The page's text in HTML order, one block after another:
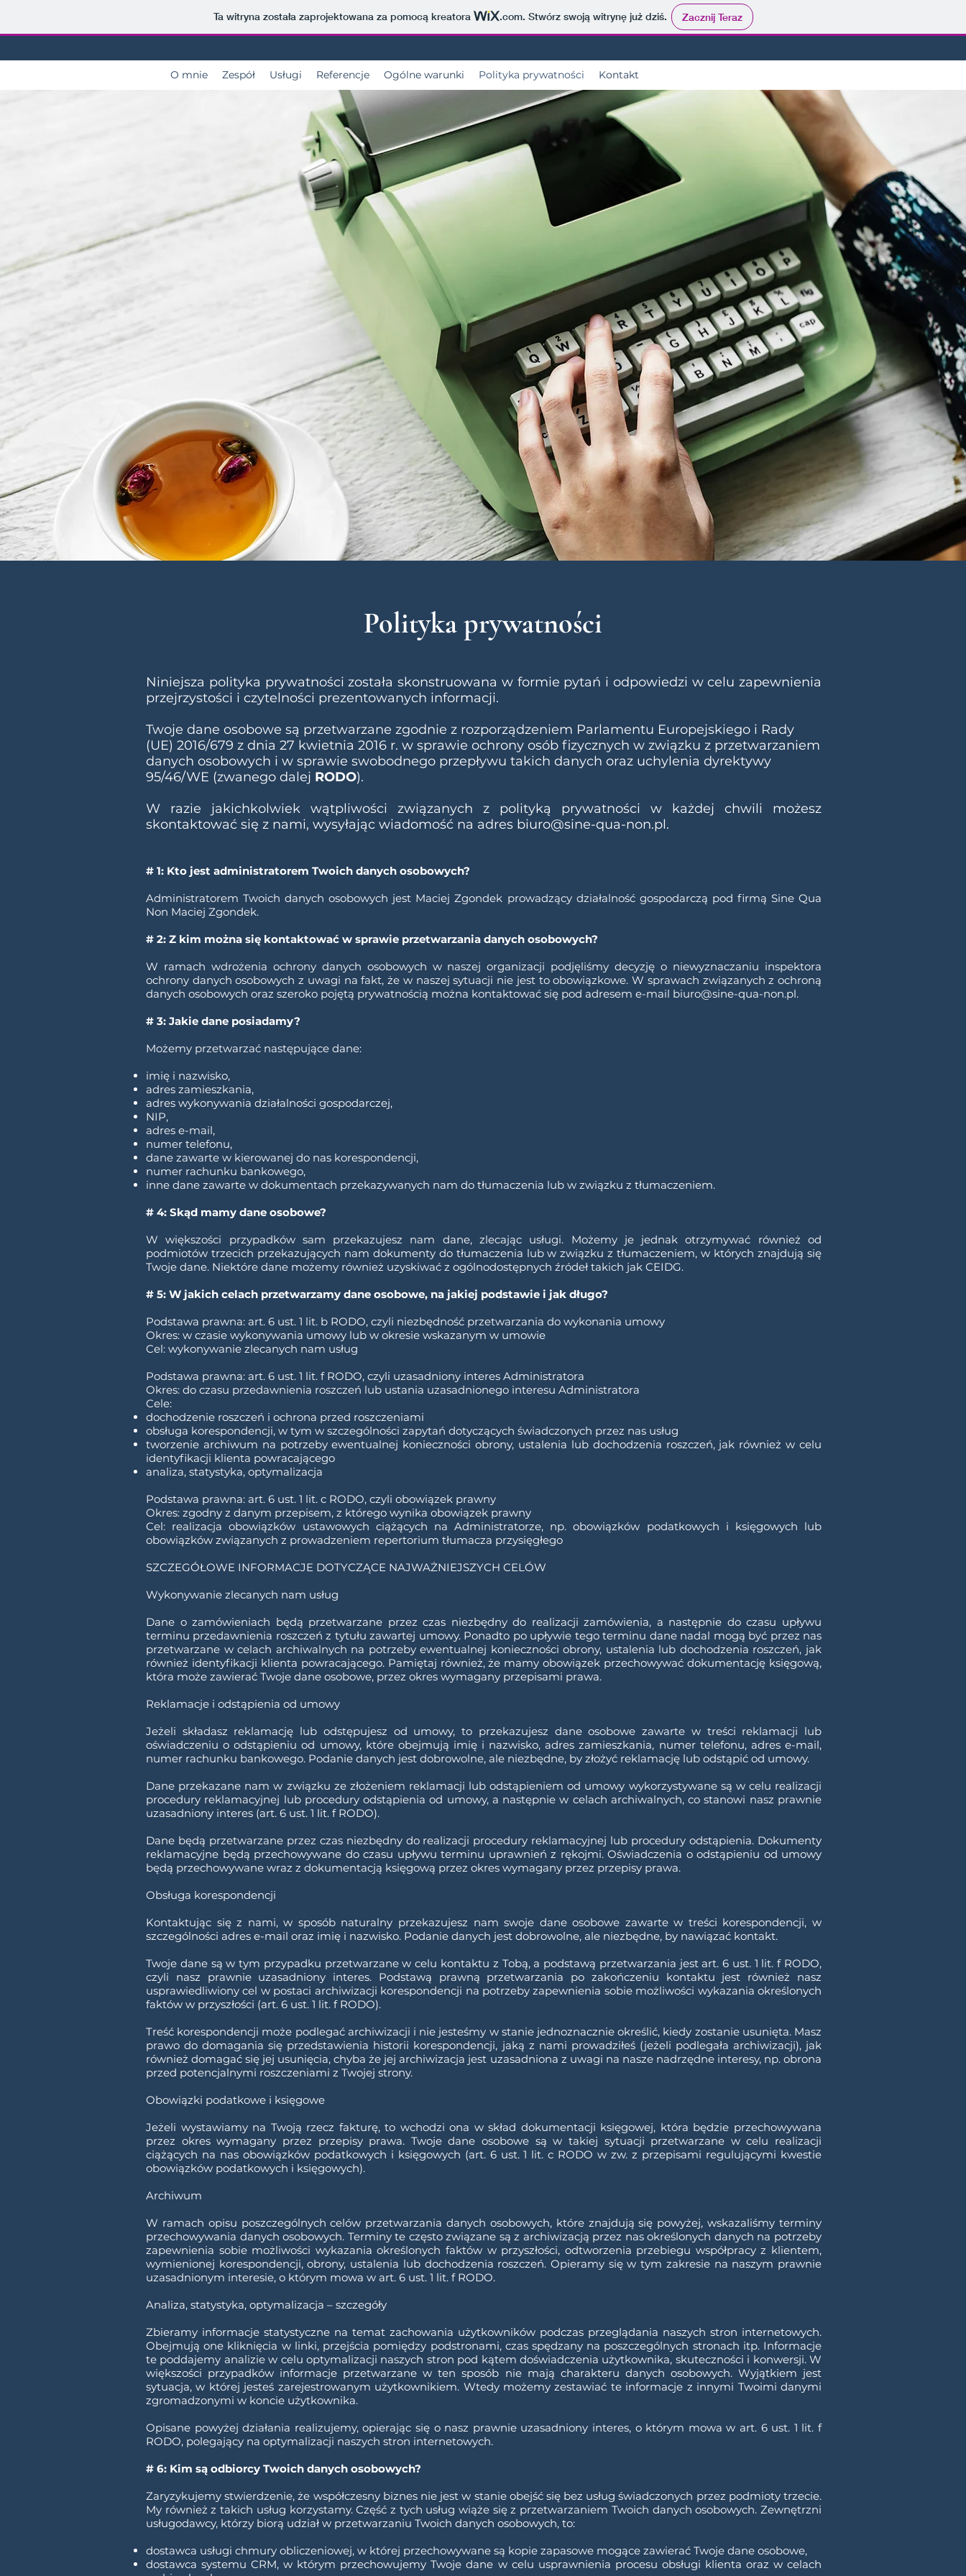
Ta witryna została zaprojektowana za pomocą kreatora .com. Stwórz swoją witrynę już dziś. Zacznij Teraz
O mnie Zespół Usługi Referencje Ogólne warunki Polityka prywatności Kontakt
Polityka prywatności
Niniejsza polityka prywatności została skonstruowana w formie pytań i odpowiedzi w celu zapewnienia
przejrzystości i czytelności prezentowanych informacji.
Twoje dane osobowe są przetwarzane zgodnie z rozporządzeniem Parlamentu Europejskiego i Rady
(UE) 2016/679 z dnia 27 kwietnia 2016 r. w sprawie ochrony osób fizycznych w związku z przetwarzaniem
danych osobowych i w sprawie swobodnego przepływu takich danych oraz uchylenia dyrektywy
95/46/WE (zwanego dalej RODO).
W razie jakichkolwiek wątpliwości związanych z polityką prywatności w każdej chwili możesz
skontaktować się z nami, wysyłając wiadomość na adres biuro@sine-qua-non.pl.
# 1: Kto jest administratorem Twoich danych osobowych?
Administratorem Twoich danych osobowych jest Maciej Zgondek prowadzący działalność gospodarczą pod firmą Sine Qua
Non Maciej Zgondek.
# 2: Z kim można się kontaktować w sprawie przetwarzania danych osobowych?
W ramach wdrożenia ochrony danych osobowych w naszej organizacji podjęliśmy decyzję o niewyznaczaniu inspektora
ochrony danych osobowych z uwagi na fakt, że w naszej sytuacji nie jest to obowiązkowe. W sprawach związanych z ochroną
danych osobowych oraz szeroko pojętą prywatnością można kontaktować się pod adresem e-mail biuro@sine-qua-non.pl.
# 3: Jakie dane posiadamy?
Możemy przetwarzać następujące dane:
imię i nazwisko,
adres zamieszkania,
adres wykonywania działalności gospodarczej,
NIP,
adres e-mail,
numer telefonu,
dane zawarte w kierowanej do nas korespondencji,
numer rachunku bankowego,
inne dane zawarte w dokumentach przekazywanych nam do tłumaczenia lub w związku z tłumaczeniem.
# 4: Skąd mamy dane osobowe?
W większości przypadków sam przekazujesz nam dane, zlecając usługi. Możemy je jednak otrzymywać również od
podmiotów trzecich przekazujących nam dokumenty do tłumaczenia lub w związku z tłumaczeniem, w których znajdują się
Twoje dane. Niektóre dane możemy również uzyskiwać z ogólnodostępnych źródeł takich jak CEIDG.
# 5: W jakich celach przetwarzamy dane osobowe, na jakiej podstawie i jak długo?
Podstawa prawna: art. 6 ust. 1 lit. b RODO, czyli niezbędność przetwarzania do wykonania umowy
Okres: w czasie wykonywania umowy lub w okresie wskazanym w umowie
Cel: wykonywanie zlecanych nam usług
Podstawa prawna: art. 6 ust. 1 lit. f RODO, czyli uzasadniony interes Administratora
Okres: do czasu przedawnienia roszczeń lub ustania uzasadnionego interesu Administratora
Cele:
dochodzenie roszczeń i ochrona przed roszczeniami
obsługa korespondencji, w tym w szczególności zapytań dotyczących świadczonych przez nas usług
tworzenie archiwum na potrzeby ewentualnej konieczności obrony, ustalenia lub dochodzenia roszczeń, jak również w celu
identyfikacji klienta powracającego
analiza, statystyka, optymalizacja
Podstawa prawna: art. 6 ust. 1 lit. c RODO, czyli obowiązek prawny
Okres: zgodny z danym przepisem, z którego wynika obowiązek prawny
Cel: realizacja obowiązków ustawowych ciążących na Administratorze, np. obowiązków podatkowych i księgowych lub
obowiązków związanych z prowadzeniem repertorium tłumacza przysięgłego
SZCZEGÓŁOWE INFORMACJE DOTYCZĄCE NAJWAŻNIEJSZYCH CELÓW
Wykonywanie zlecanych nam usług
Dane o zamówieniach będą przetwarzane przez czas niezbędny do realizacji zamówienia, a następnie do czasu upływu
terminu przedawnienia roszczeń z tytułu zawartej umowy. Ponadto po upływie tego terminu dane nadal mogą być przez nas
przetwarzane w celach archiwalnych na potrzeby ewentualnej konieczności obrony, ustalenia lub dochodzenia roszczeń, jak
również identyfikacji klienta powracającego. Pamiętaj również, że mamy obowiązek przechowywać dokumentację księgową,
która może zawierać Twoje dane osobowe, przez okres wymagany przepisami prawa.
Reklamacje i odstąpienia od umowy
Jeżeli składasz reklamację lub odstępujesz od umowy, to przekazujesz dane osobowe zawarte w treści reklamacji lub
oświadczeniu o odstąpieniu od umowy, które obejmują imię i nazwisko, adres zamieszkania, numer telefonu, adres e-mail,
numer rachunku bankowego. Podanie danych jest dobrowolne, ale niezbędne, by złożyć reklamację lub odstąpić od umowy.
Dane przekazane nam w związku ze złożeniem reklamacji lub odstąpieniem od umowy wykorzystywane są w celu realizacji
procedury reklamacyjnej lub procedury odstąpienia od umowy, a następnie w celach archiwalnych, co stanowi nasz prawnie
uzasadniony interes (art. 6 ust. 1 lit. f RODO).
Dane będą przetwarzane przez czas niezbędny do realizacji procedury reklamacyjnej lub procedury odstąpienia. Dokumenty
reklamacyjne będą przechowywane do czasu upływu terminu uprawnień z rękojmi. Oświadczenia o odstąpieniu od umowy
będą przechowywane wraz z dokumentacją księgową przez okres wymagany przez przepisy prawa.
Obsługa korespondencji
Kontaktując się z nami, w sposób naturalny przekazujesz nam swoje dane osobowe zawarte w treści korespondencji, w
szczególności adres e-mail oraz imię i nazwisko. Podanie danych jest dobrowolne, ale niezbędne, by nawiązać kontakt.
Twoje dane są w tym przypadku przetwarzane w celu kontaktu z Tobą, a podstawą przetwarzania jest art. 6 ust. 1 lit. f RODO,
czyli nasz prawnie uzasadniony interes. Podstawą prawną przetwarzania po zakończeniu kontaktu jest również nasz
usprawiedliwiony cel w postaci archiwizacji korespondencji na potrzeby zapewnienia sobie możliwości wykazania określonych
faktów w przyszłości (art. 6 ust. 1 lit. f RODO).
Treść korespondencji może podlegać archiwizacji i nie jesteśmy w stanie jednoznacznie określić, kiedy zostanie usunięta. Masz
prawo do domagania się przedstawienia historii korespondencji, jaką z nami prowadziłeś (jeżeli podlegała archiwizacji), jak
również domagać się jej usunięcia, chyba że jej archiwizacja jest uzasadniona z uwagi na nasze nadrzędne interesy, np. obrona
przed potencjalnymi roszczeniami z Twojej strony.
Obowiązki podatkowe i księgowe
Jeżeli wystawiamy na Twoją rzecz fakturę, to wchodzi ona w skład dokumentacji księgowej, która będzie przechowywana
przez okres wymagany przez przepisy prawa. Twoje dane osobowe są w takiej sytuacji przetwarzane w celu realizacji
ciążących na nas obowiązków podatkowych i księgowych (art. 6 ust. 1 lit. c RODO w zw. z przepisami regulującymi kwestie
obowiązków podatkowych i księgowych).
Archiwum
W ramach opisu poszczególnych celów przetwarzania danych osobowych, które znajdują się powyżej, wskazaliśmy terminy
przechowywania danych osobowych. Terminy te często związane są z archiwizacją przez nas określonych danych na potrzeby
zapewnienia sobie możliwości wykazania określonych faktów w przyszłości, odtworzenia przebiegu współpracy z klientem,
wymienionej korespondencji, obrony, ustalenia lub dochodzenia roszczeń. Opieramy się w tym zakresie na naszym prawnie
uzasadnionym interesie, o którym mowa w art. 6 ust. 1 lit. f RODO.
Analiza, statystyka, optymalizacja – szczegóły
Zbieramy informacje statystyczne na temat zachowania użytkowników podczas przeglądania naszych stron internetowych.
Obejmują one kliknięcia w linki, przejścia pomiędzy podstronami, czas spędzany na poszczególnych stronach itp. Informacje
te poddajemy analizie w celu optymalizacji naszych stron pod kątem doświadczenia użytkownika, skuteczności i konwersji. W
większości przypadków informacje przetwarzane w ten sposób nie mają charakteru danych osobowych. Wyjątkiem jest
sytuacja, w której jesteś zarejestrowanym użytkownikiem. Wtedy możemy zestawiać te informacje z innymi Twoimi danymi
zgromadzonymi w koncie użytkownika.
Opisane powyżej działania realizujemy, opierając się o nasz prawnie uzasadniony interes, o którym mowa w art. 6 ust. 1 lit. f
RODO, polegający na optymalizacji naszych stron internetowych.
# 6: Kim są odbiorcy Twoich danych osobowych?
Zaryzykujemy stwierdzenie, że współczesny biznes nie jest w stanie obejść się bez usług świadczonych przez podmioty trzecie.
My również z takich usług korzystamy. Część z tych usług wiąże się z przetwarzaniem Twoich danych osobowych. Zewnętrzni
usługodawcy, którzy biorą udział w przetwarzaniu Twoich danych osobowych, to:
dostawca usługi chmury obliczeniowej, w której przechowywane są kopie zapasowe mogące zawierać Twoje dane osobowe,
dostawca systemu CRM, w którym przechowujemy Twoje dane w celu usprawnienia procesu obsługi klienta oraz w celach